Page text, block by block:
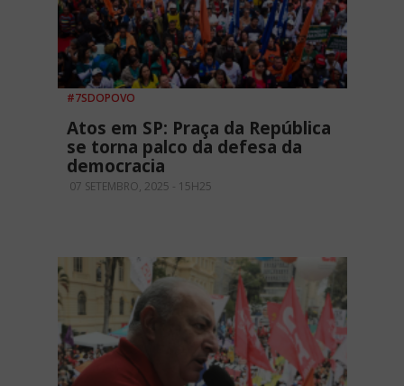
#7SDOPOVO
Atos em SP: Praça da República
se torna palco da defesa da
democracia
07 SETEMBRO, 2025 - 15H25